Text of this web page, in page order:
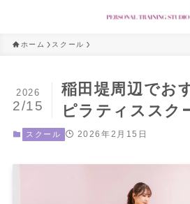
ホーム スクール
稲田堤周辺でお
ピラティススク
2026
2/15
スクール 2026年2月15日